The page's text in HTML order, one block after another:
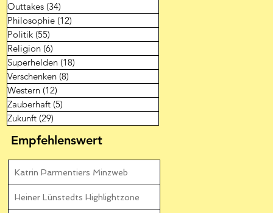
Outtakes (34)
Philosophie (12)
Politik (55)
Religion (6)
Superhelden (18)
Verschenken (8)
Western (12)
Zauberhaft (5)
Zukunft (29)
Empfehlenswert
Katrin Parmentiers Minzweb
Heiner Lünstedts Highlightzone